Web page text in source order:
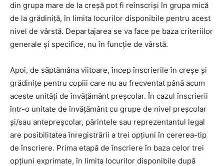
din grupa mare de la creşă pot fi reînscrişi în grupa mică
de la grădiniţă, în limita locurilor disponibile pentru acest
nivel de vârstă. Departajarea se va face pe baza criteriilor
generale și specifice, nu în funcție de vârstă.
Apoi, de săptămâna viitoare, încep înscrierile în creșe și
grădinițe pentru copiii care nu au frecventat până acum
aceste unități de învățământ preșcolar. În cazul înscrierii
într-o unitate de învățământ cu grupe de nivel preșcolar
și/sau antepreșcolar, părintele sau reprezentantul legal
are posibilitatea înregistrării a trei opțiuni în cererea-tip
de înscriere. Prima etapă de înscriere în baza celor trei
opțiuni exprimate, în limita locurilor disponibile după